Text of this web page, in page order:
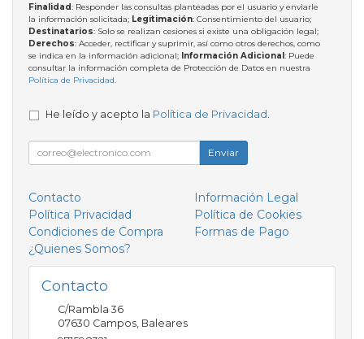
Finalidad: Responder las consultas planteadas por el usuario y enviarle
la información solicitada; Legitimación: Consentimiento del usuario;
Destinatarios: Solo se realizan cesiones si existe una obligación legal;
Derechos: Acceder, rectificar y suprimir, así como otros derechos, como
se indica en la información adicional; Información Adicional: Puede
consultar la información completa de Protección de Datos en nuestra
Política de Privacidad.
He leído y acepto la Política de Privacidad
Enviar
Contacto
Información Legal
Política Privacidad
Política de Cookies
Condiciones de Compra
Formas de Pago
¿Quienes Somos?
Contacto
C/Rambla 36
07630 Campos Baleares